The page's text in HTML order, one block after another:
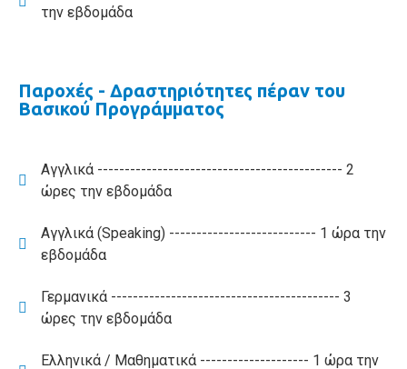
την εβδομάδα
Παροχές - Δραστηριότητες πέραν του
Βασικού Προγράμματος
Αγγλικά --------------------------------------------- 2
ώρες την εβδομάδα
Αγγλικά (Speaking) --------------------------- 1 ώρα την
εβδομάδα
Γερμανικά ------------------------------------------ 3
ώρες την εβδομάδα
Ελληνικά / Μαθηματικά -------------------- 1 ώρα την